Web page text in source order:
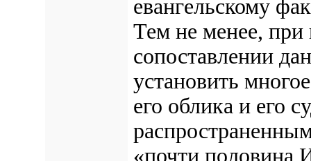
евангельскому
Тем не менее, при
сопоставлении
установить
его облика и его
«почти половина